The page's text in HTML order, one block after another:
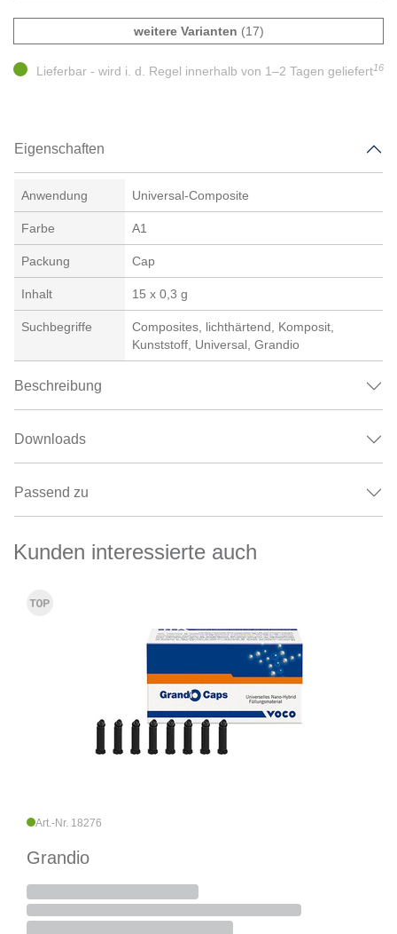
weitere Varianten (17)
Lieferbar - wird i. d. Regel innerhalb von 1–2 Tagen geliefert16
Eigenschaften
Anwendung Universal-Composite
Farbe A1
Packung Cap
Inhalt 15 x 0,3 g
Suchbegriffe
Composites, lichthärtend, Komposit,
Kunststoff, Universal, Grandio
Beschreibung
Downloads
Passend zu
Kunden interessierte auch
Art.-Nr. 18276
Grandio